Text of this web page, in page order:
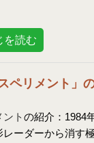
を読む
ペリメント」
トの紹介：1984
ーダーから消す